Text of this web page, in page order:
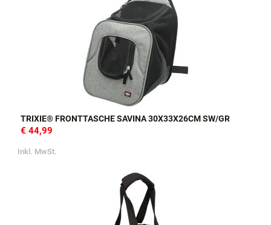
TRIXIE® FRONTTASCHE SAVINA 30X33X26CM SW/GR
€ 44,99
Inkl. MwSt.